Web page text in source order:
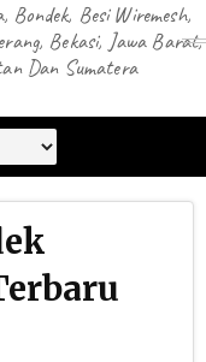
Besi Wiremesh,
Bekasi, Jawa Barat,
Dan Sumatera